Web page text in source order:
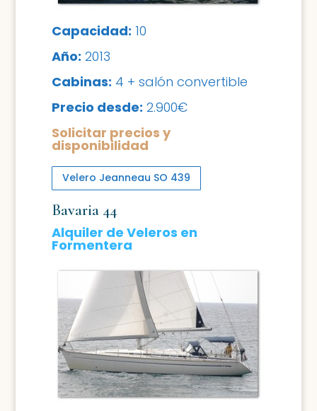
Capacidad: 10
Año: 2013
Cabinas: 4 + salón convertible
Precio desde: 2.900€
Solicitar precios y
disponibilidad
Velero Jeanneau SO 439
Bavaria 44
Alquiler de Veleros en
Formentera